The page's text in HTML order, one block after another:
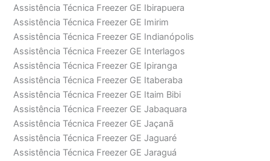
Assistência Técnica Freezer GE Ibirapuera
Assistência Técnica Freezer GE Imirim
Assistência Técnica Freezer GE Indianópolis
Assistência Técnica Freezer GE Interlagos
Assistência Técnica Freezer GE Ipiranga
Assistência Técnica Freezer GE Itaberaba
Assistência Técnica Freezer GE Itaim Bibi
Assistência Técnica Freezer GE Jabaquara
Assistência Técnica Freezer GE Jaçanã
Assistência Técnica Freezer GE Jaguaré
Assistência Técnica Freezer GE Jaraguá